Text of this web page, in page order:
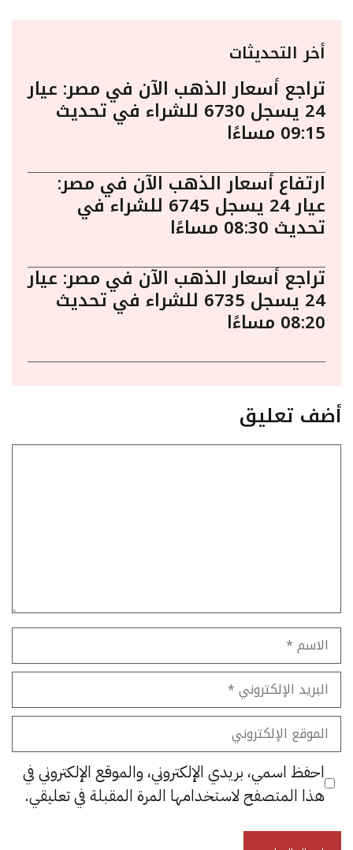
أخر التحديثات
تراجع أسعار الذهب الآن في مصر: عيار
24 يسجل 6730 للشراء في تحديث
09:15 مساءًا
ارتفاع أسعار الذهب الآن في مصر:
عيار 24 يسجل 6745 للشراء في
تحديث 08:30 مساءًا
تراجع أسعار الذهب الآن في مصر: عيار
24 يسجل 6735 للشراء في تحديث
08:20 مساءًا
أضف تعليق
الاسم
البريد
الإلكتروني
الموقع
الإلكتروني
احفظ اسمي، بريدي الإلكتروني، والموقع الإلكتروني في
هذا المتصفح لاستخدامها المرة المقبلة في تعليقي.